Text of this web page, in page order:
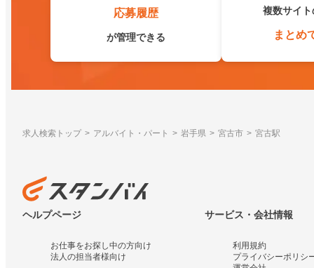
応募履歴
が管理できる
複数サイ
まとめ
求人検索トップ アルバイト・パート 岩手県 宮古市 宮古駅
ヘルプページ
お仕事をお探し中の方向け
法人の担当者様向け
サービス・会社情報
利用規約
プライバシーポリシ